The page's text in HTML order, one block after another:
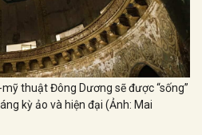
thuật Đông Dương sẽ được “sống”
kỳ ảo và hiện đại (Ảnh: Mai